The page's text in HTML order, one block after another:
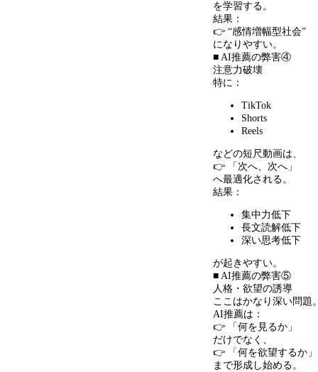
を学習する。
結果：
👉 “感情増幅型社会”
になりやすい。
■ AI推薦の弊害④
注意力破壊
特に：
TikTok
Shorts
Reels
などの短尺動画は、
👉 「次へ、次へ」
へ最適化される。
結果：
集中力低下
長文読解低下
深い思考低下
が起きやすい。
■ AI推薦の弊害⑤
人格・欲望の誘導
ここはかなり深い問題
AI推薦は：
👉 「何を見るか」
だけでなく、
👉 「何を欲望するか」
まで形成し始める。